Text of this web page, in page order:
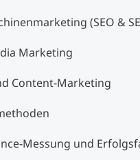
(SEO &
Marketing
Content-Marketing
Messung und